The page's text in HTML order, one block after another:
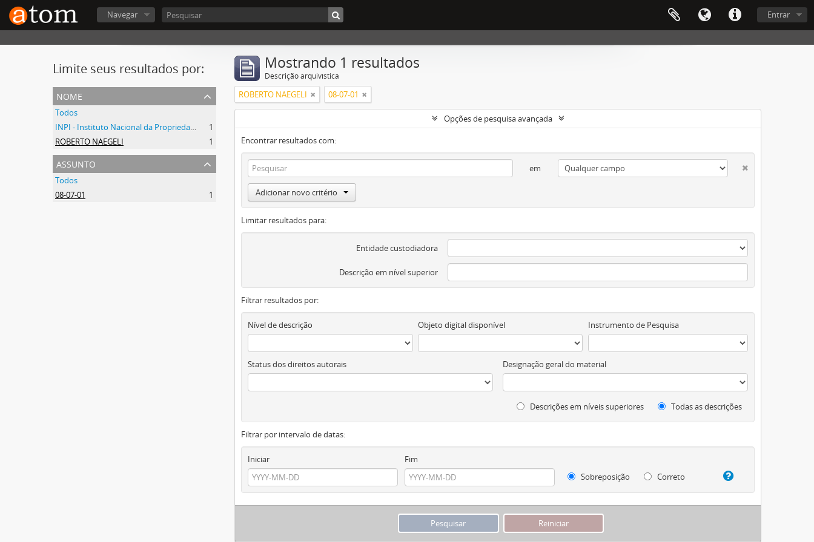
Entrar
Navegar
Limite seus resultados por:
nome
Todos
INPI - Instituto Nacional da Propriedade Industrial
1
ROBERTO NAEGELI
1
assunto
Todos
08-07-01
1
Mostrando 1 resultados
Descrição arquivística
ROBERTO NAEGELI 08-07-01
Opções de pesquisa avançada
Encontrar resultados com:
em
Adicionar novo critério
Limitar resultados para:
Entidade custodiadora
Descrição em nível superior
Filtrar resultados por:
Nível de descrição Objeto digital disponível Instrumento de Pesquisa
Status dos direitos autorais Designação geral do material
Descrições em níveis superiores Todas as descrições
Filtrar por intervalo de datas:
Iniciar
Fim
Sobreposição
Correto